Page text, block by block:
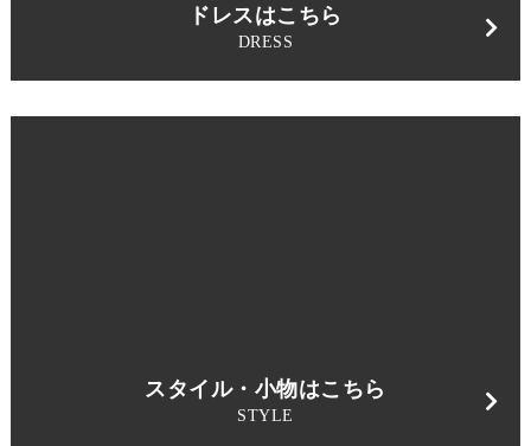
ドレスはこちら
DRESS
スタイル・小物はこちら
STYLE